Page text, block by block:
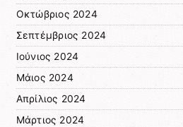
Οκτώβριος 2024
Σεπτέμβριος 2024
Ιούνιος 2024
Μάιος 2024
Απρίλιος 2024
Μάρτιος 2024